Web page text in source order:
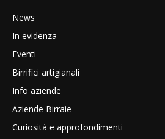
News
In evidenza
Eventi
Birrifici artigianali
Info aziende
Aziende Birraie
Curiosità e approfondimenti